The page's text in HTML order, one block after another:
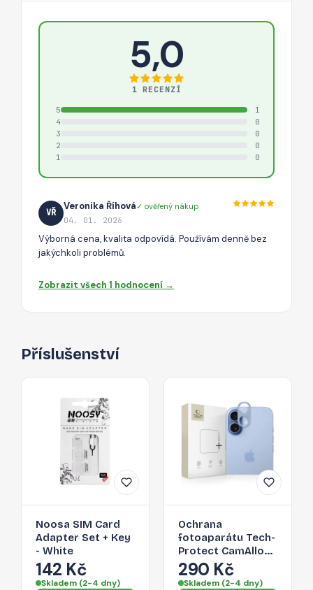
5,0
1 RECENZÍ
5
1
4
0
3
0
2
0
1
0
VŘ
Veronika Říhová✓ ověřený nákup
04. 01. 2026
Výborná cena, kvalita odpovídá. Používám denně bez
jakýchkoli problémů.
Zobrazit všech 1 hodnocení →
Příslušenství
Noosa SIM Card
Adapter Set + Key
- White
142 Kč
Skladem (2-4 dny)
Ochrana
fotoaparátu Tech-
Protect CamAlloy
Fit+ pro iPhone 17 –
Mist Blue
290 Kč
Skladem (2-4 dny)